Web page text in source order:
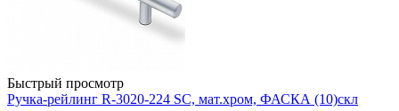
Быстрый просмотр
Ручка-рейлинг R-3020-224 SC, мат.хром, ФАСКА (10)скл